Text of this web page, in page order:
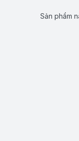
Sản phẩm